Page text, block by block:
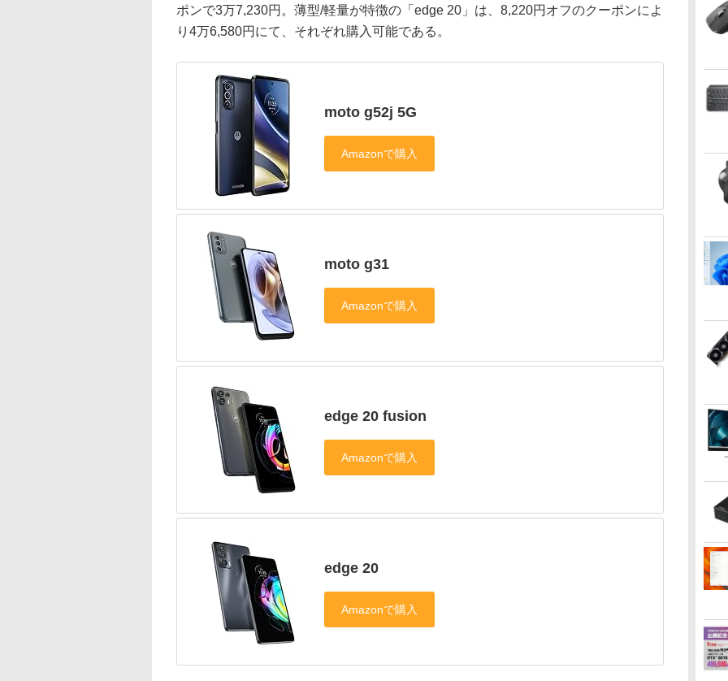
ポンで3万7,230円。薄型/軽量が特徴の「edge 20」は、8,220円オフのクーポンによ
り4万6,580円にて、それぞれ購入可能である。
moto g52j 5G
moto g31
edge 20 fusion
edge 20